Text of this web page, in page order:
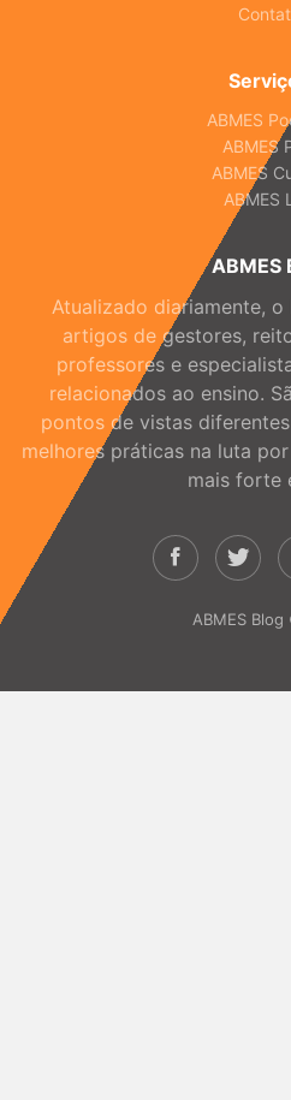
ABMES
ABMES
ABMES
ABMES
ABMES
Atualizado diariamente, o
artigos de gestores,
professores e
relacionados ao ensino.
pontos de vistas
melhores práticas na luta
mais forte
ABMES